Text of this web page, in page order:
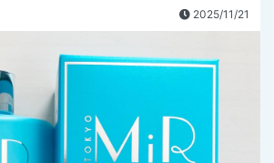
2025/11/21